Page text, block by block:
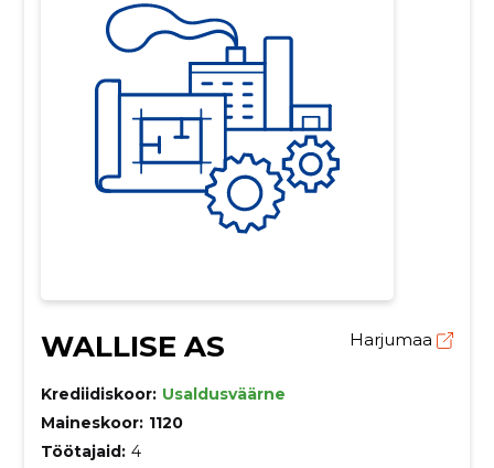
WALLISE AS Harjumaa
Krediidiskoor: Usaldusväärne
Maineskoor: 1120
Töötajaid: 4